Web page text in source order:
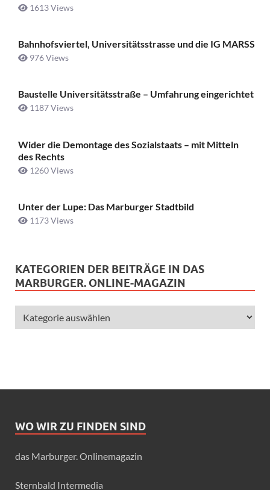
1613 Views
Bahnhofsviertel, Universitätsstrasse und die IG MARSS
976 Views
Baustelle Universitätsstraße ­– Umfahrung eingerichtet
1187 Views
Wider die Demontage des Sozialstaats – mit Mitteln
des Rechts
1260 Views
Unter der Lupe: Das Marburger Stadtbild
1173 Views
KATEGORIEN DER BEITRÄGE IN DAS
MARBURGER. ONLINE-MAGAZIN
WO WIR ZU FINDEN SIND
das Marburger. Onlinemagazin
Sternbald Intermedia